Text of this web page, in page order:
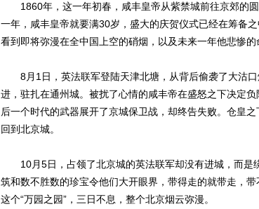
1860年，这一年初春，咸丰皇帝从紫禁城前往京郊的圆
一年，咸丰皇帝就要满30岁，盛大的庆贺仪式已经在筹备
看到即将弥漫在全中国上空的硝烟，以及未来一年他悲惨的
8月1日，英法联军登陆天津北塘，从背后偷袭了大沽口
进，驻扎在通州城。被扰了心情的咸丰帝在盛怒之下决定
后一个时代的武器展开了京城保卫战，却终告失败。仓皇
回到北京城。
10月5日，占领了北京城的英法联军却没有进城，而是
筑和数不胜数的珍宝令他们大开眼界，带得走的就带走，
这个“万园之园”，三日不息，整个北京烟云弥漫。